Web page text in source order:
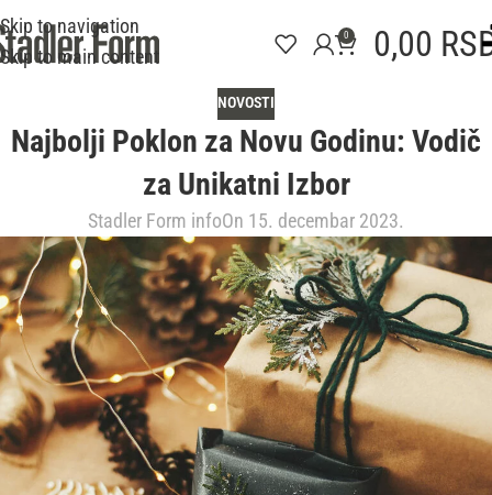
Skip to navigation
Skip to main content
0 0,00
NOVOSTI
Najbolji Poklon za Novu Godinu: Vodič
za Unikatni Izbor
Stadler Form infoOn 15. decembar 2023.